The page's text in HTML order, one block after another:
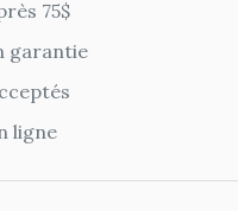
75$
garantie
ligne